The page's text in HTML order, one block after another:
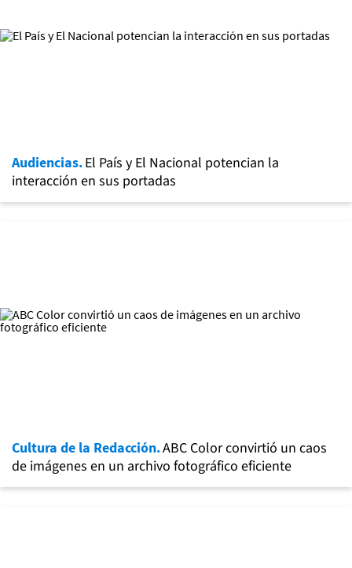
Audiencias.El País y El Nacional potencian la
interacción en sus portadas
Cultura de la Redacción.ABC Color convirtió un caos
de imágenes en un archivo fotográfico eficiente